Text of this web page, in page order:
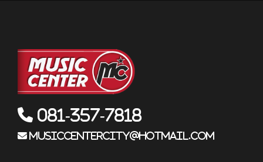
081-357-7818
musiccentercity@hotmail.com